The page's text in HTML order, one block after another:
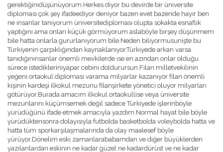
gerektiğinidüşünüyorum.Herkes diyor bu devirde bir üniversite
diploması çok şey ifadeediyor deniyor bazen evet bazende hayır ben
ne insanlar tanıyorum üniversitediploması olupta sokakta esnaflık
yaptığını ama onları küçük görmüyorum aslaböyle birşey düşünmem
bile hatta onlarla gururlanıyorum bile.Neden biliyormusunişte bu
Türkiyenin çarpıklığından kaynaklanıyor.Türkiyede arkan varsa
tanıdığıninsanlar önemli mevkilerde ise en azından onlar olduğu
sürece istedikleriniyapar cebini doldurursun.Filan milletvekilinin
yeğeni ortaokul diploması varama milyarlar kazanıyor filan önemli
kişinin kardeşi ilkokul mezunu filanşirkete yönetici oluyor milyarları
götürüyor.Burada amacım ilkokul ortaokullise veya üniversite
mezunlarını küçümsemek değil sadece Türkiyede işlerinböyle
yürüdüğünü ifade etmek amacıyla yazdım.Normal hayat bile böyle
yürüdüktensonra dolayısıyla futbolda basketbolda voleybolda hatta ve
hatta tüm sporkarşılaşmalarında da olay maalesef böyle
yürüyor.Dönelim eski zamanlarababamdan ve diğer büyüklerden
yazılanlardan eskinin ne kadar güzel ne kadardürüst ve ne kadar